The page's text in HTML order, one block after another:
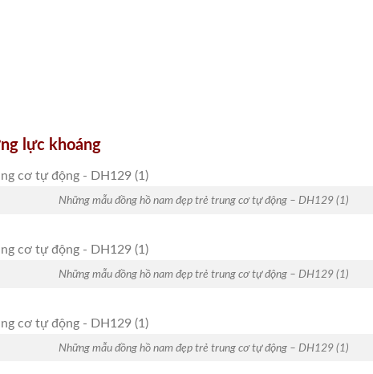
lực khoáng
Những mẫu đồng hồ nam đẹp trẻ trung cơ tự động – DH129 (1)
Những mẫu đồng hồ nam đẹp trẻ trung cơ tự động – DH129 (1)
Những mẫu đồng hồ nam đẹp trẻ trung cơ tự động – DH129 (1)